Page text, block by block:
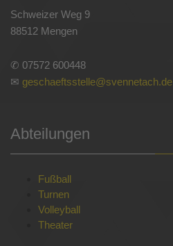
Schweizer Weg 9
88512 Mengen
✆ 07572 600448
✉ geschaeftsstelle@svennetach.de
Abteilungen
Fußball
Turnen
Volleyball
Theater